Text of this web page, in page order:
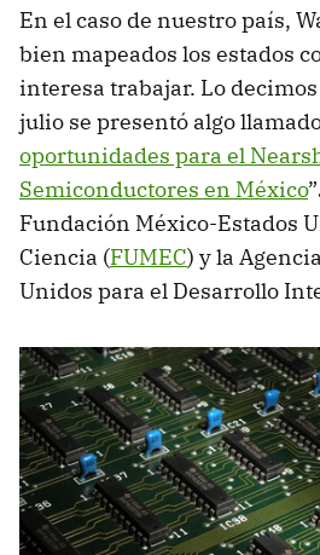
En el caso de nuestro país,
bien mapeados los estados
interesa trabajar. Lo
julio se presentó algo
oportunidades para el
Semiconductores en México”
Fundación México-Estados
Ciencia (FUMEC) y la
Unidos para el Desarrollo